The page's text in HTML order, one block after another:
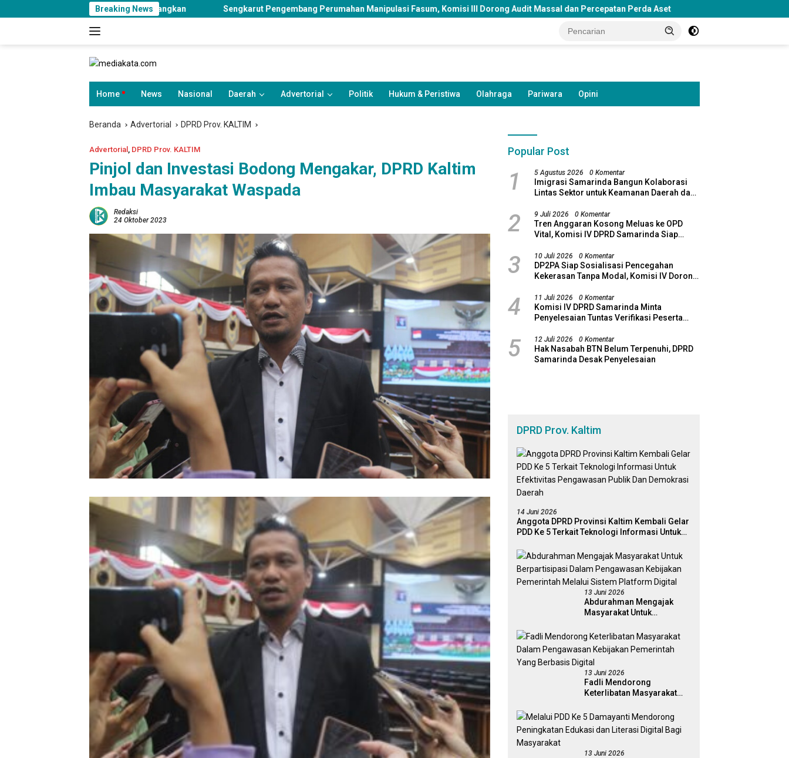
ke
Breaking News
Sengkarut Pengembang Perumahan Manipulasi Fasum, Komisi III Dorong Audit Massal dan Percepatan Perda Aset DPRD Samarinda Soroti Penghentian Bosda
Home News Nasional Daerah Advertorial Politik Hukum & Peristiwa Olahraga Pariwara Opini
Beranda Advertorial DPRD Prov. KALTIM
Advertorial , DPRD Prov. KALTIM
Pinjol dan Investasi Bodong Mengakar, DPRD Kaltim
Imbau Masyarakat Waspada
Redaksi
24 Oktober 2023
Popular Post
1 5 Agustus 2026 0 Komentar
Imigrasi Samarinda Bangun Kolaborasi
Lintas Sektor untuk Keamanan Daerah dan
2 9 Juli 2026 0 Komentar
Tren Anggaran Kosong Meluas ke OPD
Vital, Komisi IV DPRD Samarinda Siap
3 10 Juli 2026 0 Komentar
DP2PA Siap Sosialisasi Pencegahan
Kekerasan Tanpa Modal, Komisi IV Dorong
4 11 Juli 2026 0 Komentar
Komisi IV DPRD Samarinda Minta
Penyelesaian Tuntas Verifikasi Peserta
5 12 Juli 2026 0 Komentar
Hak Nasabah BTN Belum Terpenuhi, DPRD
Samarinda Desak Penyelesaian
DPRD Prov. Kaltim
14 Juni 2026
Anggota DPRD Provinsi Kaltim Kembali Gelar
PDD Ke 5 Terkait Teknologi Informasi Untuk
Demokrasi Daerah
13 Juni 2026
Abdurahman Mengajak
Masyarakat Untuk
Pengawasan Kebijakan
Pemerintah Melalui Sistem
Platform Digital
13 Juni 2026
Fadli Mendorong
Keterlibatan Masyarakat
Kebijakan Pemerintah Yang
Berbasis Digital
13 Juni 2026